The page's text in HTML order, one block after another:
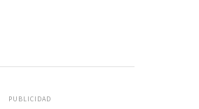
PUBLICIDAD